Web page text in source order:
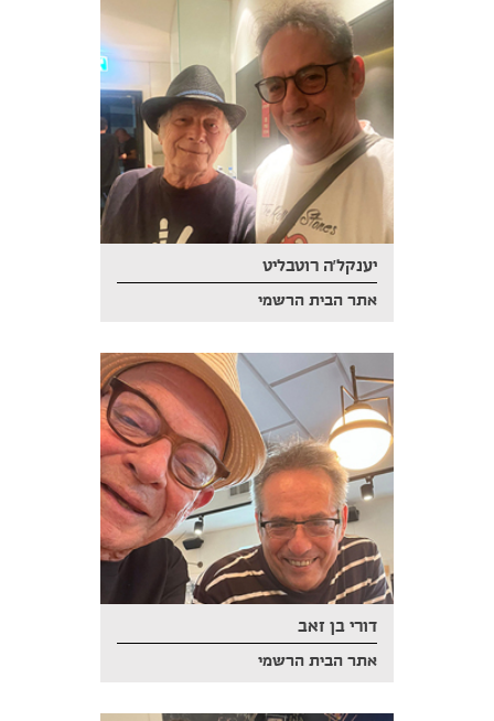
יענקל'ה רוטבליט
אתר הבית הרשמי
דורי בן זאב
אתר הבית הרשמי